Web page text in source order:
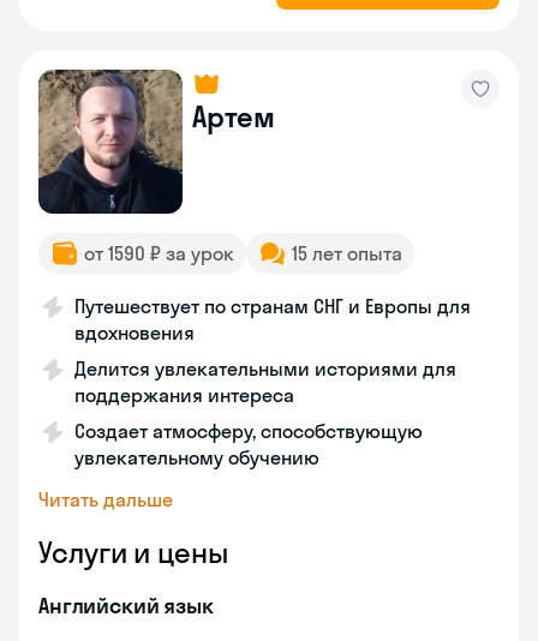
Артем
от 1590 ₽ за урок 15 лет опыта
Путешествует по странам СНГ и Европы для
вдохновения
Делится увлекательными историями для
поддержания интереса
Создает атмосферу, способствующую
увлекательному обучению
Читать дальше
Услуги и цены
Английский язык